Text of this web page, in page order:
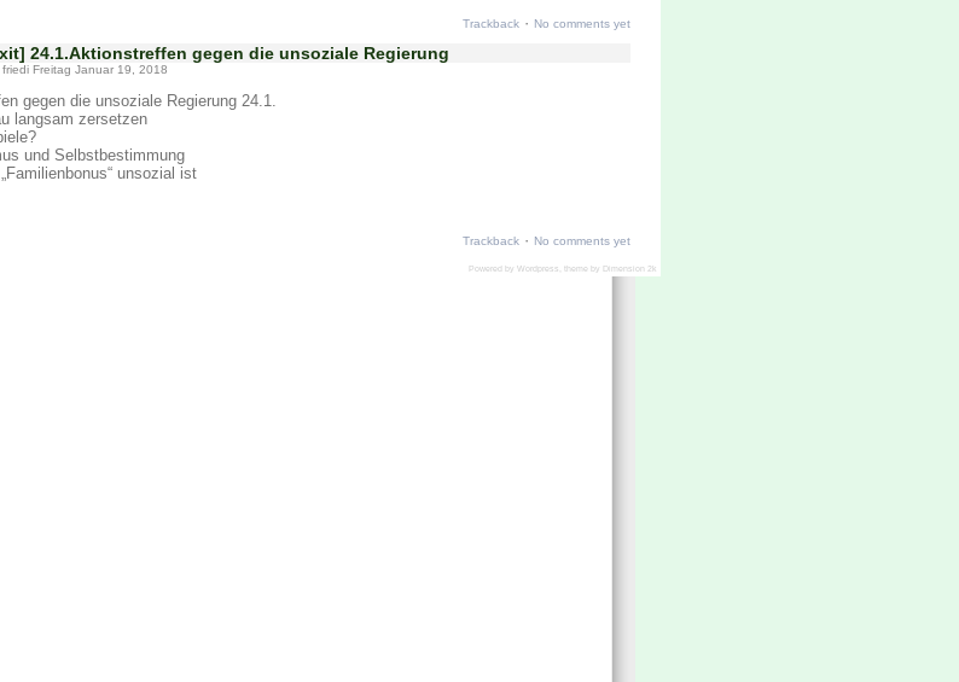
Trackback · No comments yet
24.1.Aktionstreffen gegen die unsoziale Regierung
friedi Freitag Januar 19, 2018
gegen die unsoziale Regierung 24.1.
langsam zersetzen
und Selbstbestimmung
unsozial ist
Trackback · No comments yet
Powered by Wordpress , theme by Dimension 2k